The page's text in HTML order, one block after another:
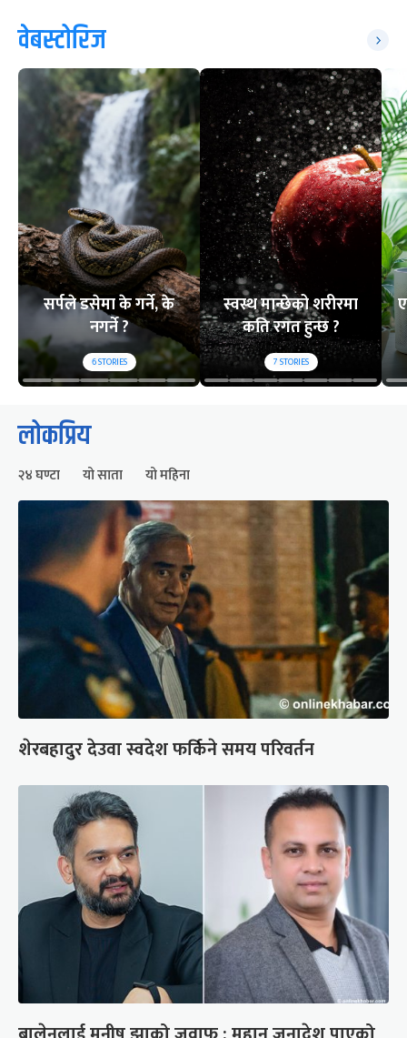
वेबस्टोरिज
सर्पले डसेमा के गर्ने, के
नगर्ने ?
6STORIES
स्वस्थ मान्छेको शरीरमा
कति रगत हुन्छ ?
7STORIES
लोकप्रिय
२४ घण्टा यो साता यो महिना
शेरबहादुर देउवा स्वदेश फर्किने समय परिवर्तन